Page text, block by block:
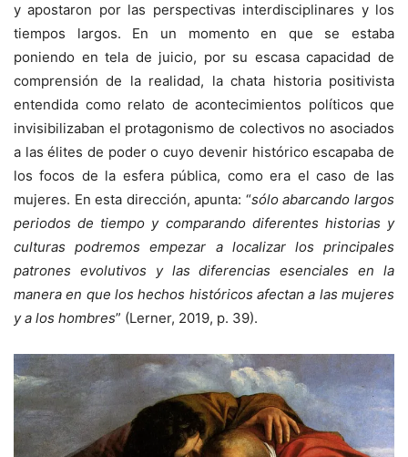
y apostaron por las perspectivas interdisciplinares y los
tiempos largos. En un momento en que se estaba
poniendo en tela de juicio, por su escasa capacidad de
comprensión de la realidad, la chata historia positivista
entendida como relato de acontecimientos políticos que
invisibilizaban el protagonismo de colectivos no asociados
a las élites de poder o cuyo devenir histórico escapaba de
los focos de la esfera pública, como era el caso de las
mujeres. En esta dirección, apunta: “sólo abarcando largos
periodos de tiempo y comparando diferentes historias y
culturas podremos empezar a localizar los principales
patrones evolutivos y las diferencias esenciales en la
manera en que los hechos históricos afectan a las mujeres
y a los hombres” (Lerner, 2019, p. 39).